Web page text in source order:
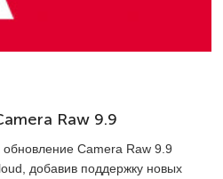
Raw 9.9
Camera Raw 9.9
добавив поддержку новых